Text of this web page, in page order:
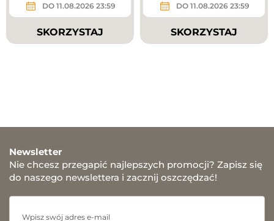
DO 11.08.2026 23:59
SKORZYSTAJ
DO 11.08.2026 23:59
SKORZYSTAJ
Newsletter
Nie chcesz przegapić najlepszych promocji? Zapisz się
do naszego newslettera i zacznij oszczędzać!